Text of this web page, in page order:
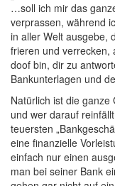
…soll ich mir das
verprassen, während
in aller Welt ausgebe,
frieren und verrecken,
doof bin, dir zu
Bankunterlagen und
Natürlich ist die
und wer darauf
teuersten
eine finanzielle
einfach nur einen
man bei seiner Bank